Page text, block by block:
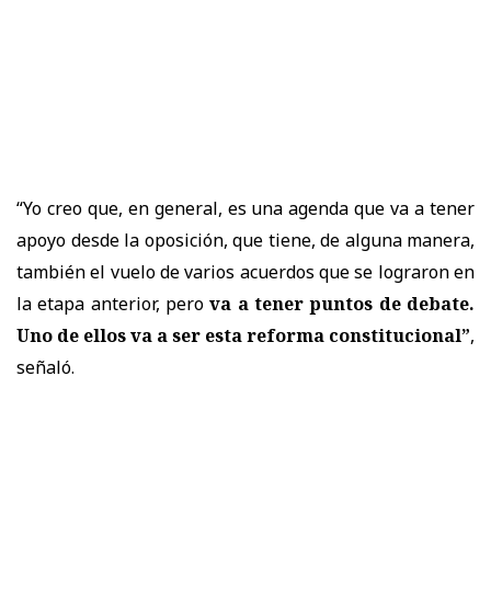
“Yo creo que, en general, es una agenda que va a tener
apoyo desde la oposición, que tiene, de alguna manera,
también el vuelo de varios acuerdos que se lograron en
la etapa anterior, perova a tener puntos de debate.
Uno de ellos va a ser esta reforma constitucional”,
señaló.